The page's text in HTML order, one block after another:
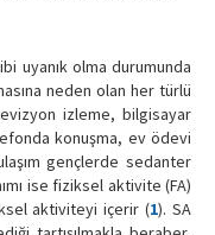
uyanık olma durumunda
neden olan her türlü
izleme, bilgisayar
konuşma, ev ödevi
gençlerde sedanter
ise fiziksel aktivite (FA)
aktiviteyi içerir (1). SA